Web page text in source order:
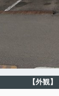
【外観】